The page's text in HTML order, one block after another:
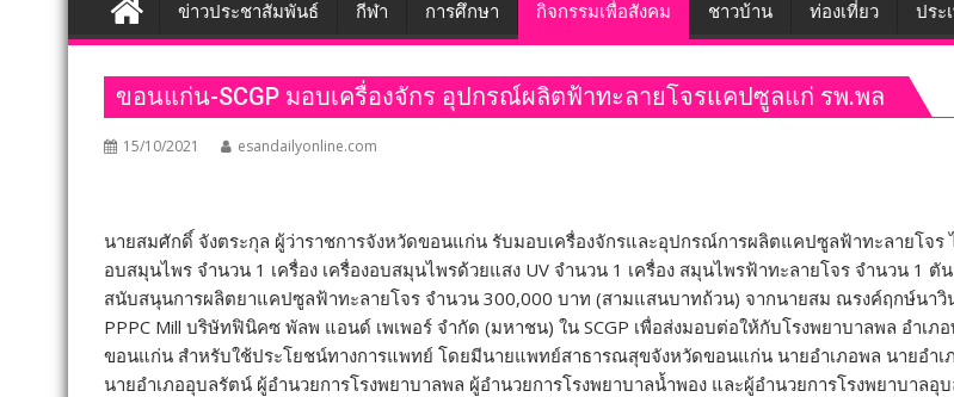
ข่าวประชาสัมพันธ์ กีฬา การศึกษา กิจกรรมเพื่อสังคม ชาวบ้าน ท่องเที่ยว ประ
ขอนแก่น-SCGP มอบเครื่องจักร อุปกรณ์ผลิตฟ้าทะลายโจรแคปซูลแก่ รพ.พล
15/10/2021 esandailyonline.com
นายสมศักดิ์ จังตระกุล ผู้ว่าราชการจังหวัดขอนแก่น รับมอบเครื่องจักรและอุปกรณ์การผลิตแคปซูลฟ้าทะลายโจร
อบสมุนไพร จำนวน 1 เครื่อง เครื่องอบสมุนไพรด้วยแสง UV จำนวน 1 เครื่อง สมุนไพรฟ้าทะลายโจร จำนวน 1 ตั
สนับสนุนการผลิตยาแคปซูลฟ้าทะลายโจร จำนวน 300,000 บาท (สามแสนบาทถ้วน) จากนายสม ณรงค์ฤกษ์นาวิ
PPPC Mill บริษัทฟินิคซ พัลพ แอนด์ เพเพอร์ จำกัด (มหาชน) ใน SCGP เพื่อส่งมอบต่อให้กับโรงพยาบาลพล อำเภ
ขอนแก่น สำหรับใช้ประโยชน์ทางการแพทย์ โดยมีนายแพทย์สาธารณสุขจังหวัดขอนแก่น นายอำเภอพล นายอำเ
นายอำเภออุบลรัตน์ ผู้อำนวยการโรงพยาบาลพล ผู้อำนวยการโรงพยาบาลน้ำพอง และผู้อำนวยการโรงพยาบาลอุ